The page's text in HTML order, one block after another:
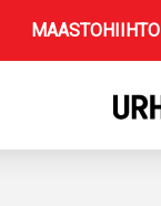
MAASTOHIIHTO